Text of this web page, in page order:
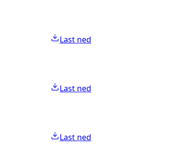
Last ned
Last ned
Last ned